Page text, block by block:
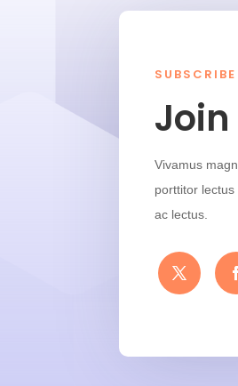
Vivamus
porttitor
ac lectus.